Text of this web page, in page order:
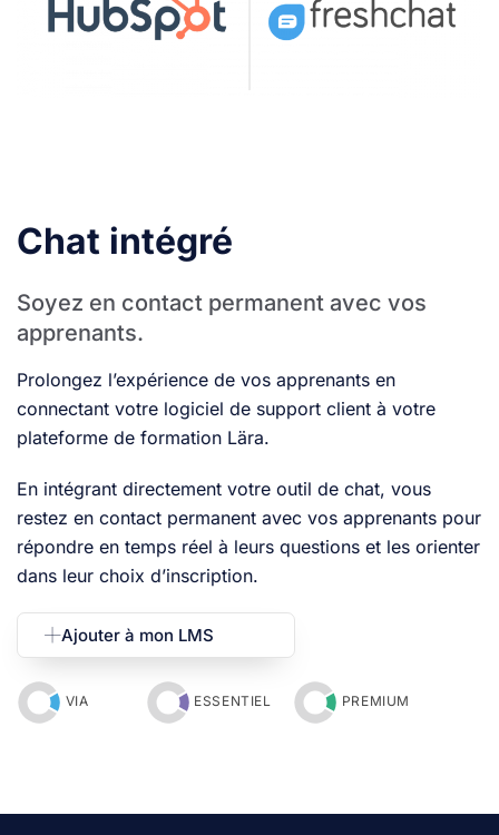
Chat intégré
Soyez en contact permanent avec vos
apprenants.
Prolongez l’expérience de vos apprenants en
connectant votre logiciel de support client à votre
plateforme de formation Lära.
En intégrant directement votre outil de chat, vous
restez en contact permanent avec vos apprenants pour
répondre en temps réel à leurs questions et les orienter
dans leur choix d’inscription.
Ajouter à mon LMS
VIA ESSENTIEL PREMIUM